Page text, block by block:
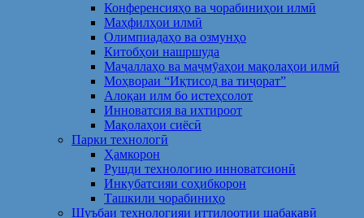
Конференсияҳо ва чорабиниҳои илмӣ
Маҳфилҳои илмӣ
Олимпиадаҳо ва озмунҳо
Китобҳои нашршуда
Маҷаллаҳо ва маҷмӯаҳои мақолаҳои илмӣ
Моҳвораи “Иқтисод ва тиҷорат”
Алоқаи илм бо истеҳсолот
Инноватсия ва ихтироот
Мақолаҳои сиёсӣ
Парки технологӣ
Ҳамкорон
Рушди технологию инноватсионӣ
Инкубатсияи соҳибкорон
Ташкили чорабиниҳо
Шуъбаи технологияи иттилоотии шабакавӣ